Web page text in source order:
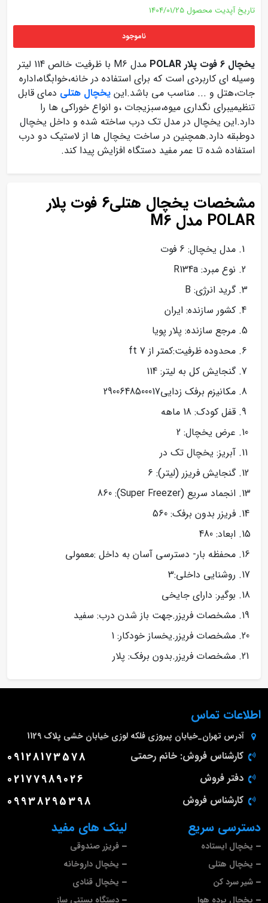
تاریخ آپدیت محصول 1404/01/25
ناموجود
یخچال 6 فوت پلار POLAR
مدل M6 با ظرفیت خالص 114 لیتر
وسیله ای کاربردی است که برای استفاده در خانه،خوابگاه،اداره
جات،هتل و ... مناسب می باشد.این یخچال هتلی دمای قابل
تنظیمیبرای نگداری میوه،سبزیجات ،و انواع خوراکی ها را
دارد.این یخچال در مدل تک درب ساخته شده و داخل یخچال
دوطبقه دارد.همچنین در ساخت یخچال ها از لاستیک دو درب
استفاده شده تا عمر مفید دستگاه افزایش پیدا کند.
مشخصات یخچال هتلی6 فوت پلار
POLAR مدل M6
مدل یخچال: 6 فوت
نوع مبرد: R134a
گرید انرژی: B
کشور سازنده: ایران
مرجع سازنده: پلار پویا
محدوده ظرفیت:کمتر از 7 ft
گنجایش کل به لیتر: 114
مکانیزم برفک زدایی2900648500017
قفل کودک: 18 ماهه
عرض یخچال: 2
آبریز: یخچال تک در
گنجایش فریزر (لیتر): 6
انجماد سریع (Super Freezer): 860
فریزر بدون برفک: 560
ابعاد: 480
محفظه بار- دسترسی آسان به داخل :معمولی
روشنایی داخلی:3
بوگیر: دارای جایخی
مشخصات فریزر.جهت باز شدن درب: سفید
مشخصات فریزر.یخساز خودکار: 1
مشخصات فریزر.بدون برفک: پلار
لینک های مفید
فریزر صندوقی
یخچال داروخانه
یخچال قنادی
دستگاه بستنی ساز
دسترسی سریع
یخچال ایستاده
یخچال هتلی
شیر سرد کن
یخچال پرده هوا
اطلاعات تماس
آدرس تهران_خیابان پیروزی فلکه لوزی خیابان خشی پلاک 1129
کارشناس فروش: خانم رحمتی 09128173578
دفتر فروش 02177989026
کارشناس فروش 09938295398